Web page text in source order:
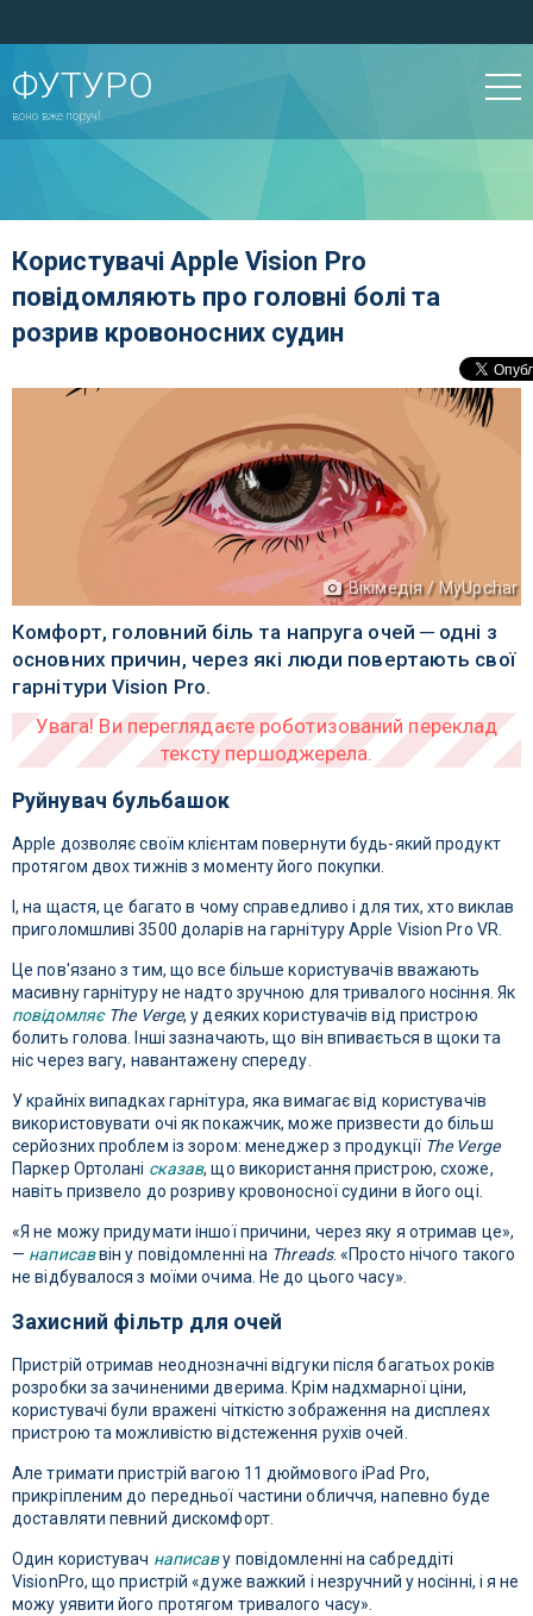
ФУТУРО
воно вже поруч!
Користувачі Apple Vision Pro
повідомляють про головні болі та
розрив кровоносних судин
Вікімедія / MyUpchar
Комфорт, головний біль та напруга очей ─ одні з
основних причин, через які люди повертають свої
гарнітури Vision Pro.
Руйнувач бульбашок
Apple дозволяє своїм клієнтам повернути будь-який продукт
протягом двох тижнів з моменту його покупки.
І, на щастя, це багато в чому справедливо і для тих, хто виклав
приголомшливі 3500 доларів на гарнітуру Apple Vision Pro VR.
Це пов'язано з тим, що все більше користувачів вважають
масивну гарнітуру не надто зручною для тривалого носіння. Як
повідомляє The Verge, у деяких користувачів від пристрою
болить голова. Інші зазначають, що він впивається в щоки та
ніс через вагу, навантажену спереду.
У крайніх випадках гарнітура, яка вимагає від користувачів
використовувати очі як покажчик, може призвести до більш
серйозних проблем із зором: менеджер з продукції The Verge
Паркер Ортолані сказав, що використання пристрою, схоже,
навіть призвело до розриву кровоносної судини в його оці.
«Я не можу придумати іншої причини, через яку я отримав це»,
— написаввін у повідомленні на Threads. «Просто нічого такого
не відбувалося з моїми очима. Не до цього часу».
Захисний фільтр для очей
Пристрій отримав неоднозначні відгуки після багатьох років
розробки за зачиненими дверима. Крім надхмарної ціни,
користувачі були вражені чіткістю зображення на дисплеях
пристрою та можливістю відстеження рухів очей.
Але тримати пристрій вагою 11 дюймового iPad Pro,
прикріпленим до передньої частини обличчя, напевно буде
доставляти певний дискомфорт.
Один користувач написаву повідомленні на сабреддіті
VisionPro, що пристрій «дуже важкий і незручний у носінні, і я не
можу уявити його протягом тривалого часу».